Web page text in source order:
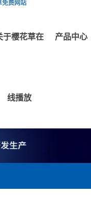
免费网站
于樱花草在
线播放
产品中心